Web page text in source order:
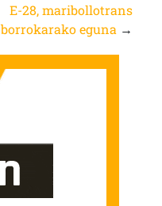
E-28, maribollotrans
borrokarako eguna →